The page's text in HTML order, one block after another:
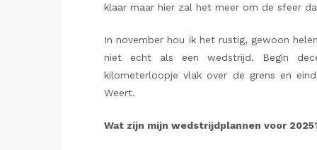
klaar maar hier zal het meer om de sfeer
In november hou ik het rustig, gewoon
niet echt als een wedstrijd. Begin
kilometerloopje vlak over de grens en
Weert.
Wat zijn mijn wedstrijdplannen voor